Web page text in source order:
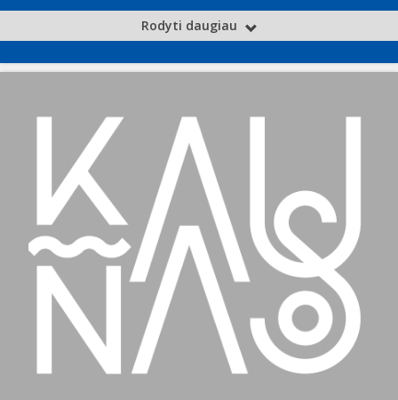
Rodyti daugiau